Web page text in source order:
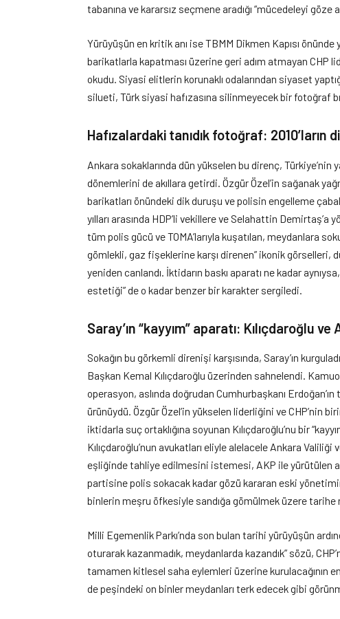
tabanına ve kararsız seçmene aradığı “mücedeleyi göze
Yürüyüşün en kritik anı ise TBMM Dikmen Kapısı
barikatlarla kapatması üzerine geri adım atmayan CHP
okudu. Siyasi elitlerin korunaklı odalarından siyaset
silueti, Türk siyasi hafızasına silinmeyecek bir fotoğraf
Hafızalardaki tanıdık fotoğraf: 2010’ların
Ankara sokaklarında dün yükselen bu direnç,
dönemlerini de akıllara getirdi. Özgür Özel’in sağanak
barikatları önündeki dik duruşu ve polisin engelleme
yılları arasında HDP’li vekillere ve Selahattin Demirtaş’a
tüm polis gücü ve TOMA’larıyla kuşatılan, meydanlara
gömlekli, gaz fişeklerine karşı direnen” ikonik görselleri,
yeniden canlandı. İktidarın baskı aparatı ne kadar
estetiği” de o kadar benzer bir karakter sergiledi.
Saray’ın “kayyım” aparatı: Kılıçdaroğlu
Sokağın bu görkemli direnişi karşısında, Saray’ın
Başkan Kemal Kılıçdaroğlu üzerinden sahnelendi.
operasyon, aslında doğrudan Cumhurbaşkanı
ürünüydü. Özgür Özel’in yükselen liderliğini ve CHP’nin
iktidarla suç ortaklığına soyunan Kılıçdaroğlu’nu bir
Kılıçdaroğlu’nun avukatları eliyle alelacele Ankara
eşliğinde tahliye edilmesini istemesi, AKP ile yürütülen
partisine polis sokacak kadar gözü kararan eski
binlerin meşru öfkesiyle sandığa gömülmek üzere tarihe
Milli Egemenlik Parkı’nda son bulan tarihi yürüyüşün
oturarak kazanmadık, meydanlarda kazandık” sözü,
tamamen kitlesel saha eylemleri üzerine kurulacağının
de peşindeki on binler meydanları terk edecek gibi